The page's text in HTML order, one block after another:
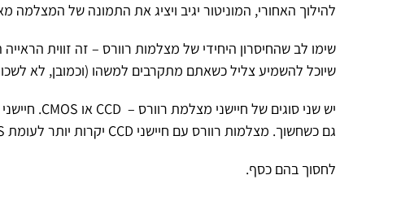
להילוך האחורי, המוניטור יגיב ויציג את התמונה של המצלמה
שימו לב שהחיסרון היחידי של מצלמות רוורס – זה זווית
שיוכל להשמיע צליל כשאתם מתקרבים למשהו (וכמובן, לא
גם כשחשוך. מצלמות רוורס עם חיישני CCD יקרות יותר לעומת CMOS אך אם תחשבו על זה, זה לא מהדברים שתרצו
לחסוך בהם כסף.